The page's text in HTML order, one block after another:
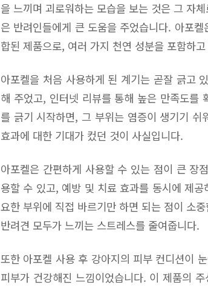
을 느끼며 괴로워하는 모습을 보는 것은 그 자
은 반려인들에게 큰 도움을 주었습니다. 아포
합된 제품으로, 여러 가지 천연 성분을 포함하
아포켈을 처음 사용하게 된 계기는 곧잘 긁고
해 주었고, 인터넷 리뷰를 통해 높은 만족도를
를 긁기 시작하면, 그 부위는 염증이 생기기
효과에 대한 기대가 컸던 것이 사실입니다.
아포켈은 간편하게 사용할 수 있는 점이 큰 장
용할 수 있고, 예방 및 치료 효과를 동시에 제
요한 부위에 직접 바르기만 하면 되는 점이 소
반려견 모두가 느끼는 스트레스를 줄여줍니다.
또한 아포켈 사용 후 강아지의 피부 컨디션이
피부가 건강해진 느낌이었습니다. 이 제품의